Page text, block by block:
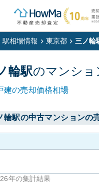
駅相場情報 東京都 三ノ輪
輪駅のマンショ
建の売却価格相場
輪駅の中古マンションの
年の集計結果